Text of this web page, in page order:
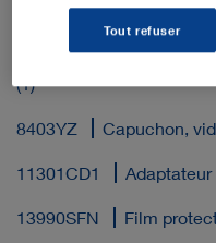
11303BNX Vidéo-
27677SM
Coffret
(1)
8403YZ Capuchon,
11301CD1 Adaptateur
13990SFN Film
Tout refuser